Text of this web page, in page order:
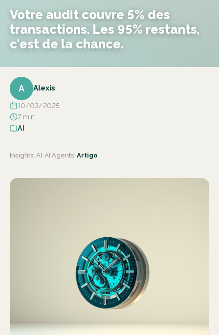
Votre audit couvre 5% des
transactions. Les 95% restants,
c'est de la chance.
A Alexis
10/03/2025
7 min
AI
Insights AI AI Agents Artigo